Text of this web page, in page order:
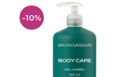
-10%